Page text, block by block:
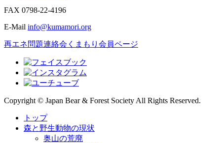
FAX 0798-22-4196
E-Mail info@kumamori.org
再エネ問題連絡会 くまもり会員ページ
Copyright © Japan Bear & Forest Society All Rights Reserved.
トップ
森と野生動物の現状
奥山の荒廃